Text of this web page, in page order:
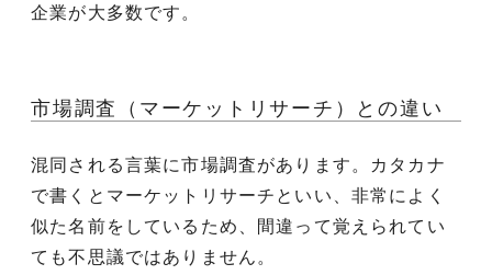
企業が大多数です。
市場調査（マーケットリサーチ）との違い
混同される言葉に市場調査があります。カタカナ
で書くとマーケットリサーチといい、非常によく
似た名前をしているため、間違って覚えられてい
ても不思議ではありません。